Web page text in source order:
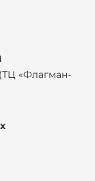
«Флагман-